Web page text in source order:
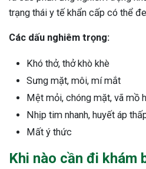
trạng thái y tế khẩn cấp có thể
Các dấu nghiêm trọng:
Khó thở, thở khò khè
Sưng mặt, môi, mí mắt
Mệt mỏi, chóng mặt, vã mồ
Nhịp tim nhanh, huyết áp
Mất ý thức
Khi nào cần đi khám